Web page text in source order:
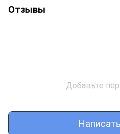
Отзывы
Добавьте